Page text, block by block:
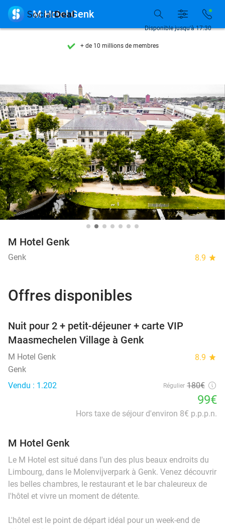
Disponible 7 jours par semaine
+ de 10 millions de membres
Disponible 7 jours par semaine
+ de 10 millions de membres
Disponible jusqu'à 17:30
 M Hotel Genk
M Hotel Genk
Genk 8.9 star
Offres disponibles
Nuit pour 2 + petit-déjeuner + carte VIP
Maasmechelen Village à Genk
M Hotel Genk 8.9 star
Genk
Vendu : 1.202
Régulier 180€
99€
Hors taxe de séjour d'environ 8€ p.p.p.n.
M Hotel Genk
Le M Hotel est situé dans l'un des plus beaux endroits du
Limbourg, dans le Molenvijverpark à Genk. Venez découvrir
les belles chambres, le restaurant et le bar chaleureux de
l'hôtel et vivre un moment de détente.
L'hôtel est le point de départ idéal pour un week-end de